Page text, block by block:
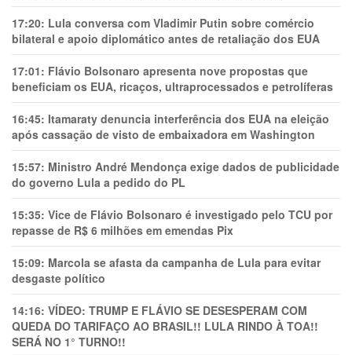
17:20: Lula conversa com Vladimir Putin sobre comércio
bilateral e apoio diplomático antes de retaliação dos EUA
17:01: Flávio Bolsonaro apresenta nove propostas que
beneficiam os EUA, ricaços, ultraprocessados e petrolíferas
16:45: Itamaraty denuncia interferência dos EUA na eleição
após cassação de visto de embaixadora em Washington
15:57: Ministro André Mendonça exige dados de publicidade
do governo Lula a pedido do PL
15:35: Vice de Flávio Bolsonaro é investigado pelo TCU por
repasse de R$ 6 milhões em emendas Pix
15:09: Marcola se afasta da campanha de Lula para evitar
desgaste político
14:16: VÍDEO: TRUMP E FLÁVIO SE DESESPERAM COM
QUEDA DO TARIFAÇO AO BRASIL!! LULA RINDO À TOA!!
SERÁ NO 1° TURNO!!